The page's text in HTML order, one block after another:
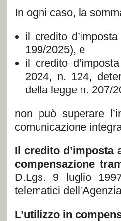
In ogni caso, la
il credito
199/2025), e
il credito
2024, n. 124,
della legge n. 207/
non può superare
comunicazione
Il credito d’imposta
compensazione
D.Lgs. 9 luglio
telematici
L’utilizzo in